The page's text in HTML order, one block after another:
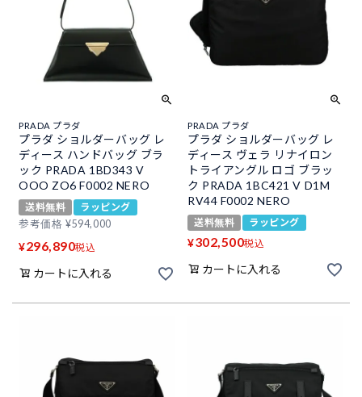
PRADA プラダ
プラダ ショルダーバッグ レ
ディース ハンドバッグ ブラ
ック PRADA 1BD343 V
OOO ZO6 F0002 NERO
送料無料
ラッピング
参考価格 ¥594,000
¥296,890税込
カートに入れる
PRADA プラダ
プラダ ショルダーバッグ レ
ディース ヴェラ リナイロン
トライアングル ロゴ ブラッ
ク PRADA 1BC421 V D1M
RV44 F0002 NERO
送料無料 ラッピング
¥302,500税込
カートに入れる